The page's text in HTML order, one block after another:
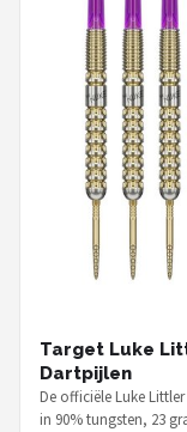
Target Luke
Dartpijlen
De officiële Luke
in 90% tungsten, 23